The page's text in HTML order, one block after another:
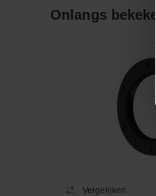
Onlangs
Vergelijken